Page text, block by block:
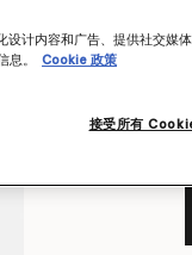
计内容和广告、提供社交媒
息。
Cookie 政策
接受所有